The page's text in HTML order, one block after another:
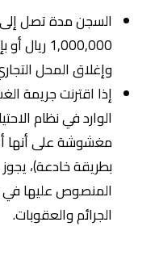
1,000,000
وإغلاق المحل
إذا اقترنت جريمة
الوارد في نظام
مغشوشة على أنها
بطريقة خادعة)،
المنصوص عليها في
الجرائم والعقوبات.